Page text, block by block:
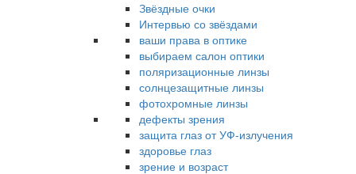
Звёздные очки
Интервью со звёздами
ваши права в оптике
выбираем салон оптики
поляризационные линзы
солнцезащитные линзы
фотохромные линзы
дефекты зрения
защита глаз от УФ-излучения
здоровье глаз
зрение и возраст